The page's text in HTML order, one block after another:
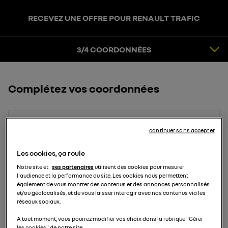
RECEVEZ UNE OFFRE POUR RENAULT TRAFIC
3/4 COORDONNÉES
COORDONNÉES
CONFIRMATION
Complétez vos coordonnées
Nom
Email
Les cookies, ça roule
Notre site et ses partenairesutilisent des cookies pour mesurer
l'audience et la performance du site. Les cookies nous permettent
également de vous montrer des contenus et des annonces personnalisés
et/ou géolocalisés, et de vous laisser interagir avec nos contenus via les
réseaux sociaux.
A tout moment, vous pourrez modifier vos choix dans la rubrique "Gérer
continuer sans accepter